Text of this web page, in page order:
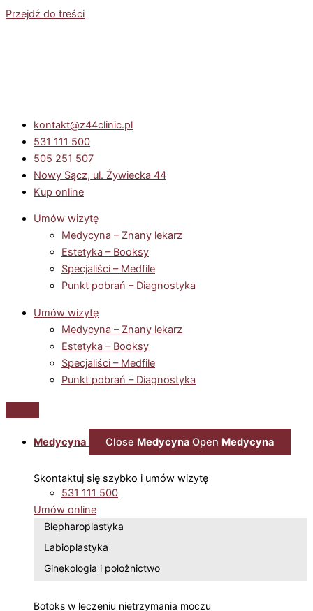
Przejdź do treści
kontakt@z44clinic.pl
531 111 500
505 251 507
Nowy Sącz, ul. Żywiecka 44
Kup online
Umów wizytę
Medycyna – Znany lekarz
Estetyka – Booksy
Specjaliści – Medfile
Punkt pobrań – Diagnostyka
Umów wizytę
Medycyna – Znany lekarz
Estetyka – Booksy
Specjaliści – Medfile
Punkt pobrań – Diagnostyka
Medycyna Close Medycyna Open Medycyna
Skontaktuj się szybko i umów wizytę
531 111 500
Umów online
Blepharoplastyka
Labioplastyka
Ginekologia i położnictwo
Botoks w leczeniu nietrzymania moczu